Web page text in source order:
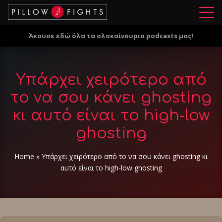
Μ
ο
Άκουσε εδώ όλα τα ολοκαίνουρια podcasts μας!
Υπάρχει χειρότερο από
το να σου κάνει ghosting
κι αυτό είναι το high-low
ghosting
Home » Υπάρχει χειρότερο από το να σου κάνει ghosting κι
αυτό είναι το high-low ghosting